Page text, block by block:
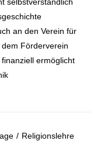
an den Verein für
Förderverein
ermöglicht
/ Religionslehre